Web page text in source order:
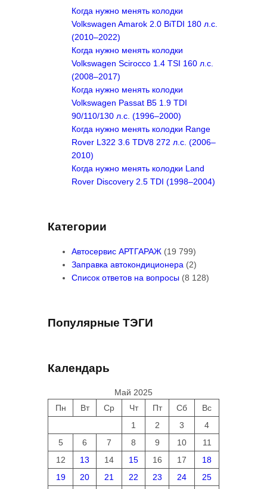
Когда нужно менять колодки
Volkswagen Amarok 2.0 BiTDI 180 л.с.
(2010–2022)
Когда нужно менять колодки
Volkswagen Scirocco 1.4 TSI 160 л.с.
(2008–2017)
Когда нужно менять колодки
Volkswagen Passat B5 1.9 TDI
90/110/130 л.с. (1996–2000)
Когда нужно менять колодки Range
Rover L322 3.6 TDV8 272 л.с. (2006–
2010)
Когда нужно менять колодки Land
Rover Discovery 2.5 TDI (1998–2004)
Категории
Автосервис АРТГАРАЖ (19 799)
Заправка автокондиционера (2)
Список ответов на вопросы (8 128)
Популярные ТЭГИ
Календарь
Май 2025
Пн
Вт Ср Чт Пт Сб
Вс
1
2 3
4
5
6 7 8 9 10
11
12
13 14 15 16 17
18
19
20 21 22 23 24
25